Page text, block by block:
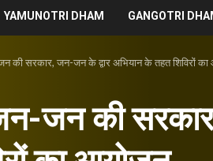
YAMUNOTRI DHAM GANGOTRI
की सरकार, जन-जन के द्वार अभियान के तहत शिविरों
जन की